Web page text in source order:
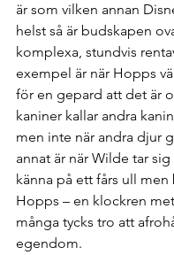
är som vilken annan
helst så är budskapen
komplexa, stundvis
exempel är när Hopps
för en gepard att det är
kaniner kallar andra
men inte när andra djur
annat är när Wilde tar
känna på ett fårs ull
Hopps – en klockren
många tycks tro att
egendom.